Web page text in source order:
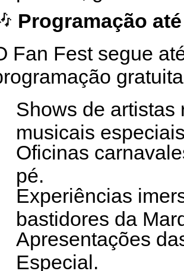
Programação
Fan Fest segue
Shows de artistas
musicais
Oficinas
pé.
Experiências
bastidores da
Apresentações
Especial.